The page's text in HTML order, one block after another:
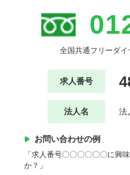
全国共通フリーダ
求人番号
法人名 法
お問い合わせの例
「求人番号〇〇〇〇〇〇に興
か？」